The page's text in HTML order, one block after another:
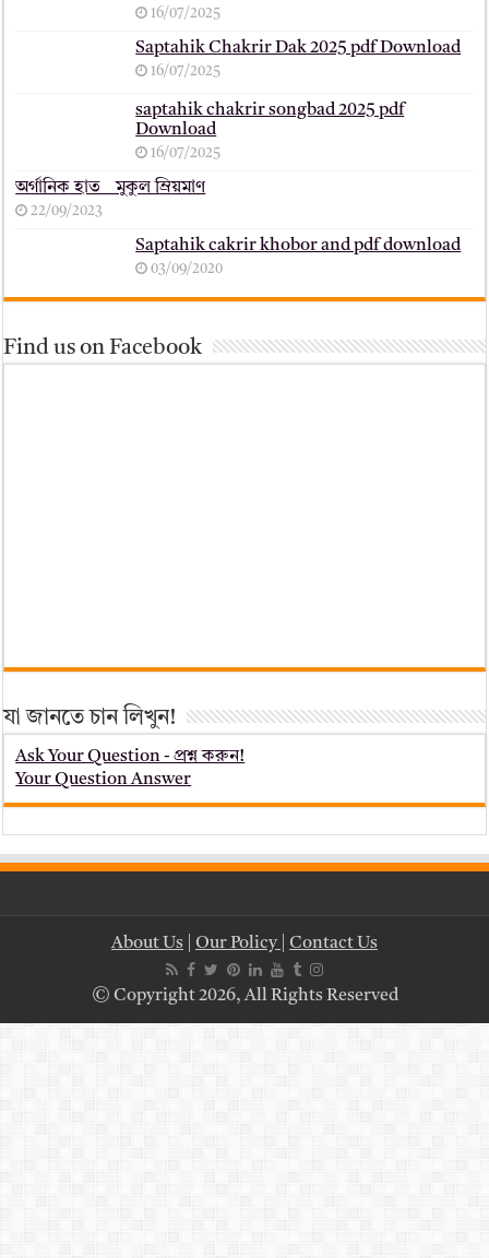
16/07/2025
Saptahik Chakrir Dak 2025 pdf Download
16/07/2025
saptahik chakrir songbad 2025 pdf
Download
16/07/2025
অর্গানিক হাত _ মুকুল ম্রিয়মাণ
22/09/2023
Saptahik cakrir khobor and pdf download
03/09/2020
Find us on Facebook
যা জানতে চান লিখুন!
Ask Your Question - প্রশ্ন করুন!
Your Question Answer
About Us Our Policy Contact Us
© Copyright 2026, All Rights Reserved